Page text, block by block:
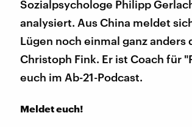
Sozialpsychologe Philipp
analysiert. Aus China meldet
Lügen noch einmal ganz
Christoph Fink. Er ist Coach für
euch im Ab-21-Podcast.
Meldet euch!